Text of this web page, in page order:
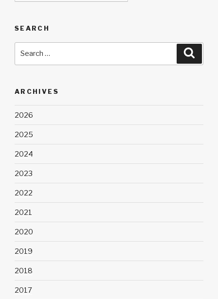
SEARCH
ARCHIVES
2026
2025
2024
2023
2022
2021
2020
2019
2018
2017